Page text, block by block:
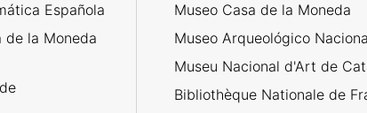
Española
de la Moneda
Museo Casa de la Moneda
Museo Arqueológico
Museu Nacional d'Art de
Bibliothèque Nationale de